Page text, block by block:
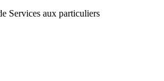
Services aux particuliers